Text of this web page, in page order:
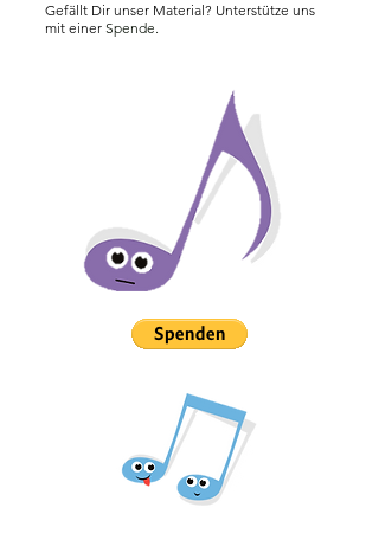
Gefällt Dir unser Material? Unterstütze uns
mit einer Spende.